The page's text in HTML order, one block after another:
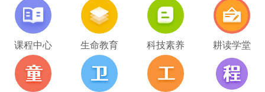
课程中心 生命教育 科技素养 耕读学堂